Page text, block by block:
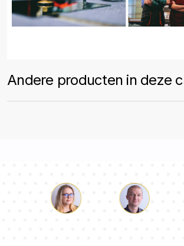
Andere producten in deze